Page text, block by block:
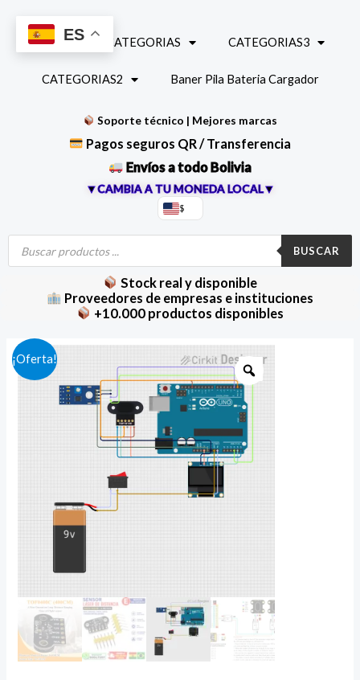
contenido
INICIO CATEGORIAS CATEGORIAS3
CATEGORIAS2 Baner Pila Bateria Cargador
Soporte técnico | Mejores marcas
Pagos seguros QR / Transferencia
Envíos a todo Bolivia
▼CAMBIA A TU MONEDA LOCAL▼
$
Búsqueda
productos
BUSCAR
Stock real y disponible
Proveedores de empresas e instituciones
+10.000 productos disponibles
¡Oferta!
precio
original
$ 8.40.
precio
actual
es:
$ 8.14.
Sensor
Arduino
Precisa
para
Robótica,
ES